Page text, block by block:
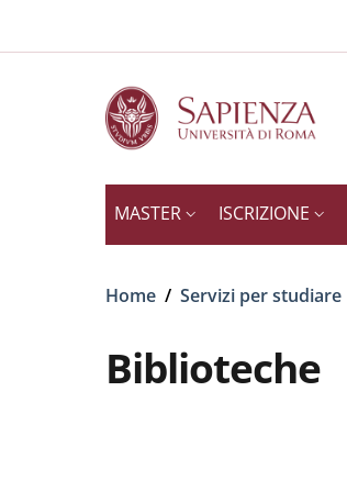
MASTER ISCRIZIONE
Briciole di pane
Home / Servizi per studiare
Biblioteche